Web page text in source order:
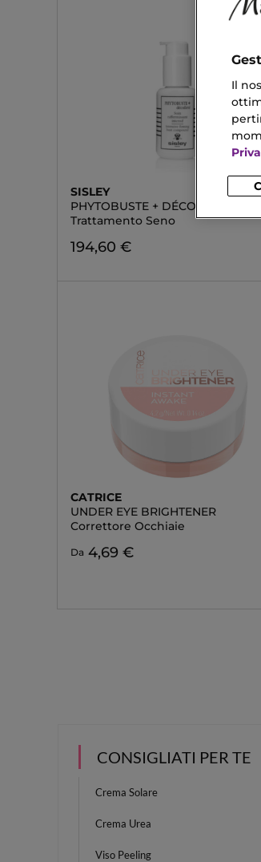
SISLEY
PHYTOBUSTE + DÉCOLLETÉ
Trattamento Seno
194,60 €
CATRICE
UNDER EYE BRIGHTENER
Correttore Occhiaie
Da 4,69 €
CONSIGLIATI PER TE
Crema Solare
Crema Urea
Viso Peeling
Il